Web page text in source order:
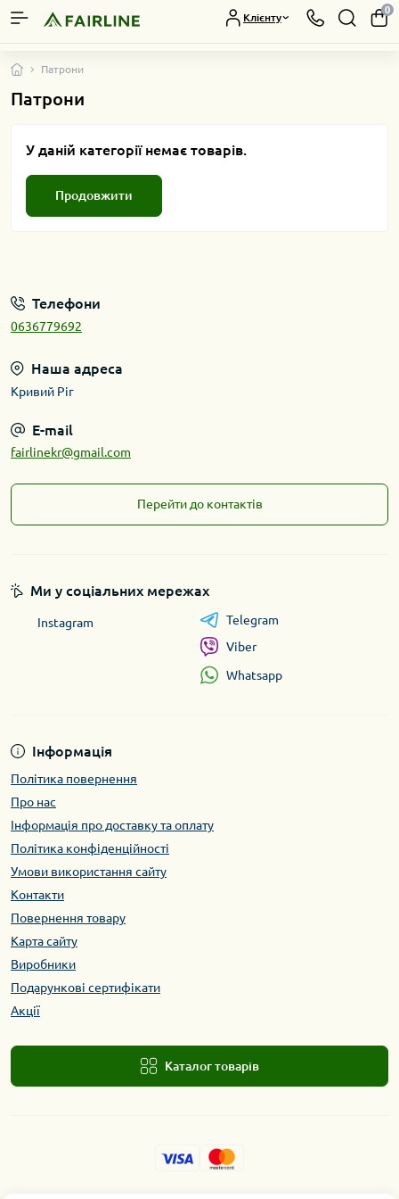
Клієнту
0
Патрони
Патрони
У даній категорії немає товарів.
Продовжити
Телефони
0636779692
Наша адреса
Кривий Ріг
E-mail
fairlinekr@gmail.com
Перейти до контактів
Інформація
Політика повернення
Про нас
Інформація про доставку та оплату
Політика конфіденційності
Умови використання сайту
Контакти
Повернення товару
Карта сайту
Виробники
Подарункові сертифікати
Акції
Каталог товарів
Ми у соціальних мережах
Instagram
Telegram
Viber
Whatsapp